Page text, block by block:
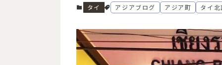
タイ アジアブログ アジア町 タイ